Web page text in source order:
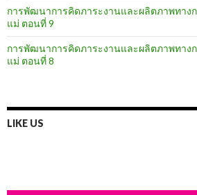
การพัฒนาการคิดภาระงานและผลิตภาพทาง
แม่ ตอนที่ 9
การพัฒนาการคิดภาระงานและผลิตภาพทาง
แม่ ตอนที่ 8
LIKE US